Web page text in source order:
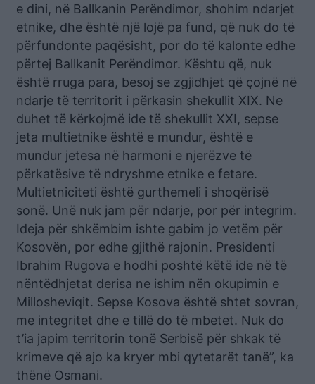
e dini, në Ballkanin Perëndimor, shohim ndarjet
etnike, dhe është një lojë pa fund, që nuk do të
përfundonte paqësisht, por do të kalonte edhe
përtej Ballkanit Perëndimor. Kështu që, nuk
është rruga para, besoj se zgjidhjet që çojnë në
ndarje të territorit i përkasin shekullit XIX. Ne
duhet të kërkojmë ide të shekullit XXI, sepse
jeta multietnike është e mundur, është e
mundur jetesa në harmoni e njerëzve të
përkatësive të ndryshme etnike e fetare.
Multietniciteti është gurthemeli i shoqërisë
sonë. Unë nuk jam për ndarje, por për integrim.
Ideja për shkëmbim ishte gabim jo vetëm për
Kosovën, por edhe gjithë rajonin. Presidenti
Ibrahim Rugova e hodhi poshtë këtë ide në të
nëntëdhjetat derisa ne ishim nën okupimin e
Millosheviqit. Sepse Kosova është shtet sovran,
me integritet dhe e tillë do të mbetet. Nuk do
t’ia japim territorin tonë Serbisë për shkak të
krimeve që ajo ka kryer mbi qytetarët tanë”, ka
thënë Osmani.